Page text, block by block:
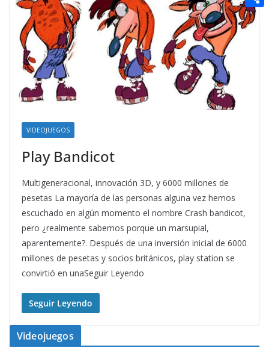
VIDEOJUEGOS
Play Bandicot
Multigeneracional, innovación 3D, y 6000 millones de
pesetas La mayoría de las personas alguna vez hemos
escuchado en algún momento el nombre Crash bandicot,
pero ¿realmente sabemos porque un marsupial,
aparentemente?. Después de una inversión inicial de 6000
millones de pesetas y socios británicos, play station se
convirtió en unaSeguir Leyendo
Seguir Leyendo
Videojuegos
n
g
e
e
e
a
i
e
d
C